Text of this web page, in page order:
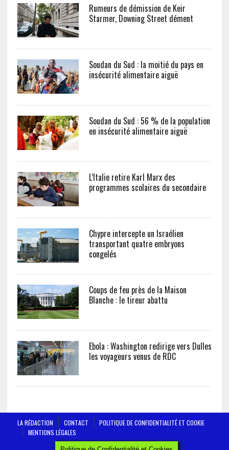
Rumeurs de démission de Keir
Starmer, Downing Street dément
Soudan du Sud : la moitié du pays en
insécurité alimentaire aiguë
Soudan du Sud : 56 % de la population
en insécurité alimentaire aiguë
L’Italie retire Karl Marx des
programmes scolaires du secondaire
Chypre intercepte un Israélien
transportant quatre embryons
congelés
Coups de feu près de la Maison
Blanche : le tireur abattu
Ebola : Washington redirige vers Dulles
les voyageurs venus de RDC
LA RÉDACTION CONTACT
POLITIQUE DE CONFIDENTIALITÉ ET COOKIE
MENTIONS LÉGALES
AFRICTELEGRAPH - ALL RIGHTS RESERVED 2019